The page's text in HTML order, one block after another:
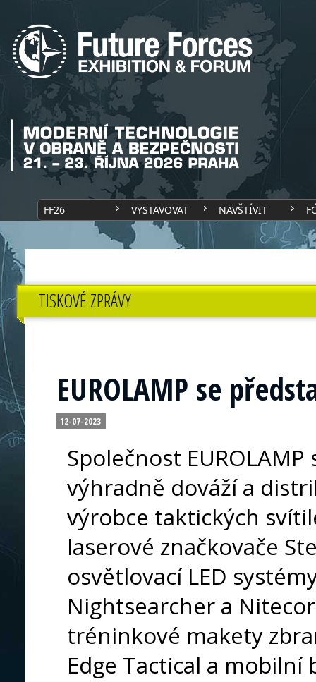
FF26 VYSTAVOVAT NAVŠTÍVIT
TISKOVÉ ZPRÁVY
EUROLAMP se
12-07-2023
Společnost
výhradně dováží a
výrobce taktických
laserové značkovače
osvětlovací LED
Nightsearcher a
tréninkové makety
Edge Tactical a mobilní